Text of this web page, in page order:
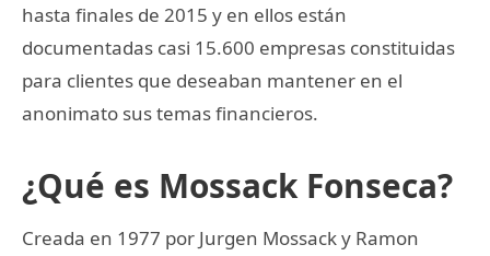
hasta finales de 2015 y en ellos están
documentadas casi 15.600 empresas constituidas
para clientes que deseaban mantener en el
anonimato sus temas financieros.
¿Qué es Mossack Fonseca?
Creada en 1977 por Jurgen Mossack y Ramon